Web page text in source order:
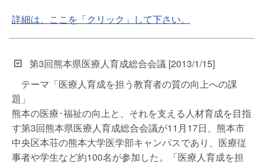
詳細は、ここを「クリック」して下さい。
第3回熊本県医療人育成総合会議 [2013/1/15]
テーマ「医療人育成を担う教育者の質の向上への課
題」
熊本の医療･福祉の向上と、それを支える人材育成を目指
す第3回熊本県医療人育成総合会議が11月17日、熊本市
中央区本荘の熊本大学医学部キャンパスであり、医療従
事者や学生など約100名が参加した。「医療人育成を担